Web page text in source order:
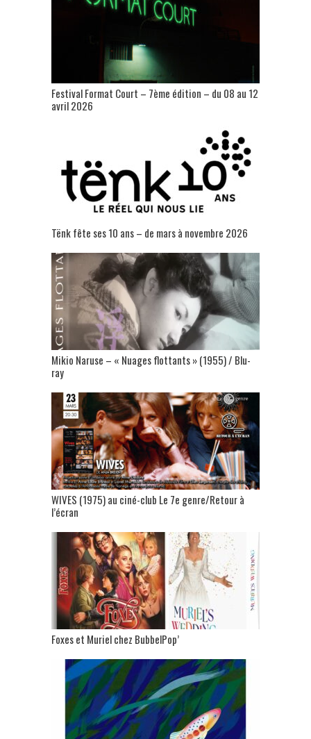
Festival Format Court – 7ème édition – du 08 au 12
avril 2026
Tënk fête ses 10 ans – de mars à novembre 2026
Mikio Naruse – « Nuages flottants » (1955) / Blu-
ray
WIVES (1975) au ciné-club Le 7e genre/Retour à
l’écran
Foxes et Muriel chez BubbelPop’